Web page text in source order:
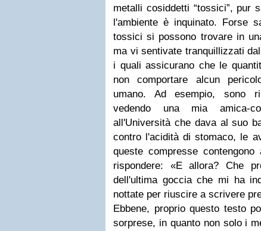
metalli cosiddetti “tossici”, pur
l'ambiente è inquinato. Forse
tossici si possono trovare in
ma vi sentivate tranquillizzati
i quali assicurano che le
non comportare alcun
umano. Ad esempio, sono
vedendo una mia amica-
all'Università che dava al suo
contro l'acidità di stomaco, le
queste compresse
rispondere: «E allora? Che
dell'ultima goccia che mi ha
nottate per riuscire a scrivere
Ebbene, proprio questo testo
sorprese, in quanto non solo i